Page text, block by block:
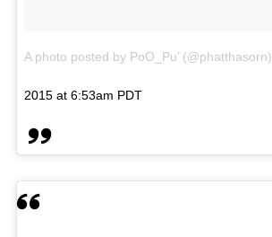
A photo posted by PoO_Pu’ (@phatthasorn)
2015 at 6:53am PDT